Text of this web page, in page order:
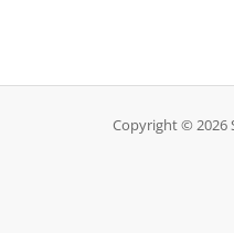
Copyright © 2026